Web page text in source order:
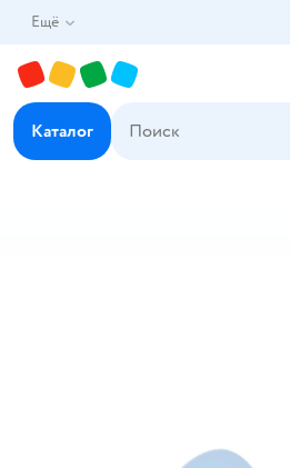
Ещё
Каталог